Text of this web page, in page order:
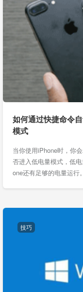
如何通过快捷命令
模式
当你使用iPhone时，你
否进入低电量模式，低
one还有足够的电量运
技巧